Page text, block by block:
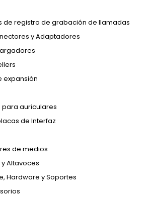
de registro de grabación de llamadas
y Adaptadores
expansión
auriculares
de Interfaz
de medios
Altavoces
Hardware y Soportes